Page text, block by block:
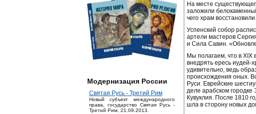
Модернизация России
Святая Русь - Третий Рим
Новый субъект международного
права, государство Святая Русь -
Третий Рим, 21.09.2013.
На месте
заложили
чего храм восстановили.
Успенский собор
артели мастеров
и Сила Савин.
Мы полагаем, что в XIX
внедрять ересь иудей-
удивительно, ведь
происхождения оных.
Руси. Еврейские
деле арабском городке
Кувуклия. После 1810
шла в сторону новых